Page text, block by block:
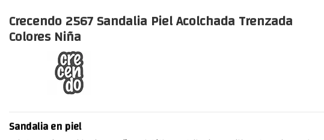
Crecendo 2567 Sandalia Piel Acolchada Trenzada
Colores Niña
Sandalia en piel